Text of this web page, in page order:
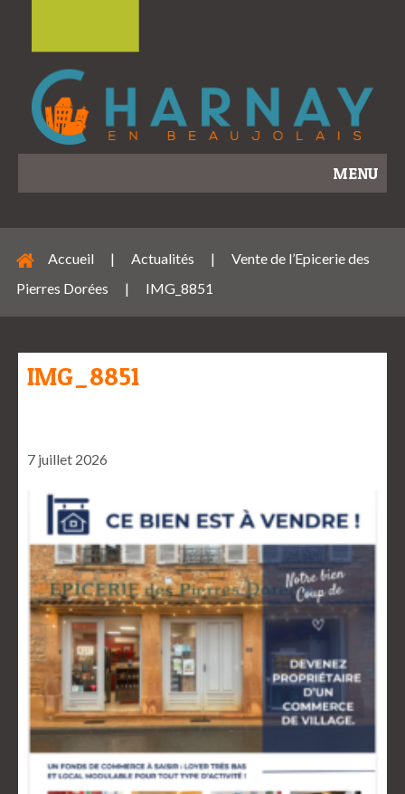
MENU
Accueil | Actualités |
Vente de l’Epicerie des
Pierres Dorées
| IMG_8851
IMG_8851
7 juillet 2026